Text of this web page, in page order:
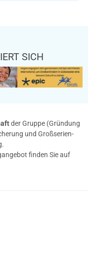
SICH
der Gruppe (Gründung
und Großserien-
finden Sie auf